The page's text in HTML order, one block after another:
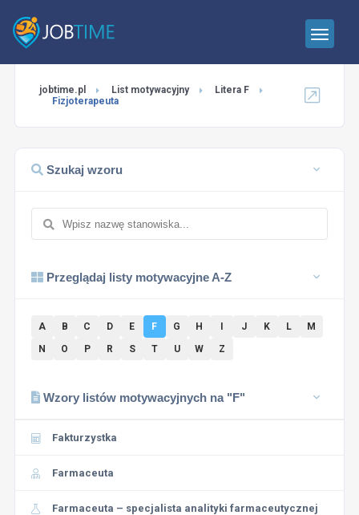
jobtime.pl List motywacyjny
Litera F
Fizjoterapeuta
Szukaj wzoru
Przeglądaj listy motywacyjne A-Z
A B C D E F G H J K L
M
N
O P R S T U W Z
Wzory listów motywacyjnych na "F"
Fakturzystka
Farmaceuta
Farmaceuta – specjalista analityki farmaceutycznej